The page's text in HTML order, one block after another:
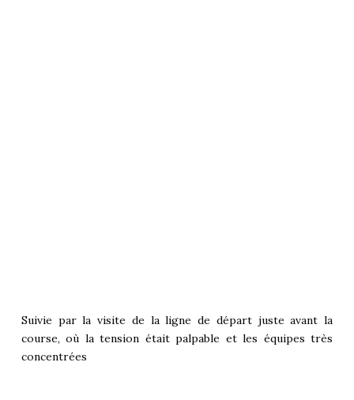
Suivie par la visite de la ligne de départ juste avant la
course, où la tension était palpable et les équipes très
concentrées